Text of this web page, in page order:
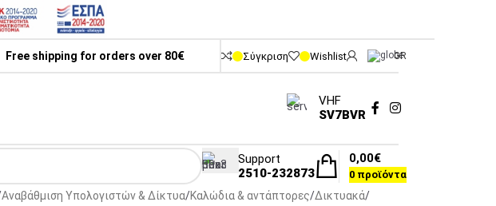
Free shipping for orders over 80€ Σύγκριση Wishlist GR
VHF
SV7BVR
Support
2510-232873
0 προϊόντα
0,00€
Αναβάθμιση Υπολογιστών & Δίκτυα Καλώδια & αντάπτορες Δικτυακά